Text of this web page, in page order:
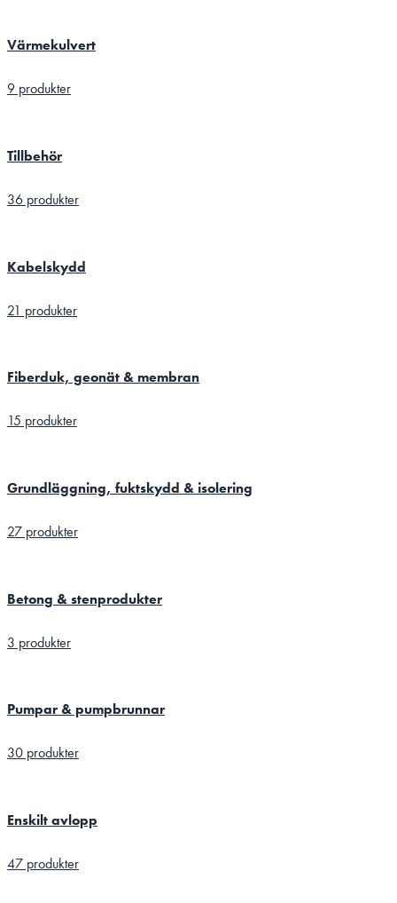
Värmekulvert
9 produkter
Tillbehör
36 produkter
Kabelskydd
21 produkter
Fiberduk, geonät & membran
15 produkter
Grundläggning, fuktskydd & isolering
27 produkter
Betong & stenprodukter
3 produkter
Pumpar & pumpbrunnar
30 produkter
Enskilt avlopp
47 produkter